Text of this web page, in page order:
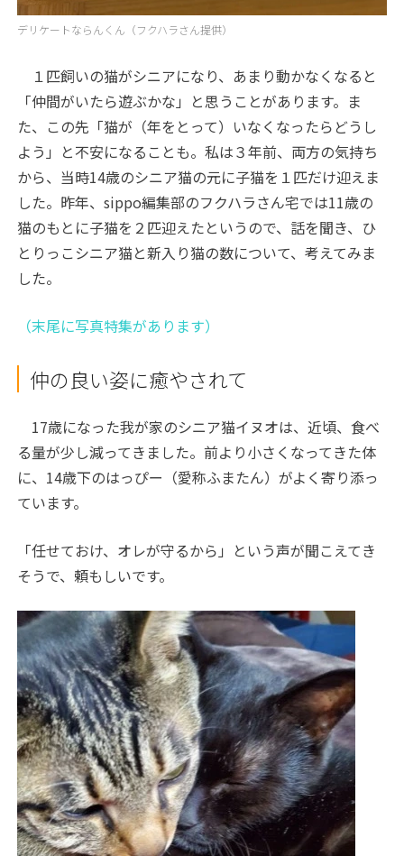
デリケートならんくん（フクハラさん提供）
１匹飼いの猫がシニアになり、あまり動かなくなると
「仲間がいたら遊ぶかな」と思うことがあります。ま
た、この先「猫が（年をとって）いなくなったらどうし
よう」と不安になることも。私は３年前、両方の気持ち
から、当時14歳のシニア猫の元に子猫を１匹だけ迎えま
した。昨年、sippo編集部のフクハラさん宅では11歳の
猫のもとに子猫を２匹迎えたというので、話を聞き、ひ
とりっこシニア猫と新入り猫の数について、考えてみま
した。
（末尾に写真特集があります）
仲の良い姿に癒やされて
17歳になった我が家のシニア猫イヌオは、近頃、食べ
る量が少し減ってきました。前より小さくなってきた体
に、14歳下のはっぴー（愛称ふまたん）がよく寄り添っ
ています。
「任せておけ、オレが守るから」という声が聞こえてき
そうで、頼もしいです。